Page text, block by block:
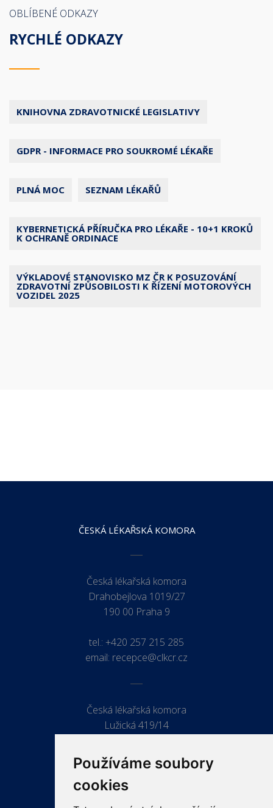
Používáme soubory
cookies
OBLÍBENÉ ODKAZY
RYCHLÉ ODKAZY
KNIHOVNA ZDRAVOTNICKÉ LEGISLATIVY
GDPR - INFORMACE PRO SOUKROMÉ LÉKAŘE
PLNÁ MOC SEZNAM LÉKAŘŮ
KYBERNETICKÁ PŘÍRUČKA PRO LÉKAŘE - 10+1 KROKŮ
K OCHRANĚ ORDINACE
VÝKLADOVÉ STANOVISKO MZ ČR K POSUZOVÁNÍ
ZDRAVOTNÍ ZPŮSOBILOSTI K ŘÍZENÍ MOTOROVÝCH
VOZIDEL 2025
ČESKÁ LÉKAŘSKÁ KOMORA
Česká lékařská komora
Drahobejlova 1019/27
190 00 Praha 9
tel.: +420 257 215 285
email: recepce@clkcr.cz
Česká lékařská komora
Lužická 419/14